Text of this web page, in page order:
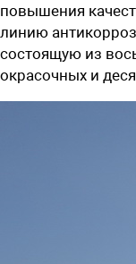
повышения
линию
состоящую из
окрасочных и